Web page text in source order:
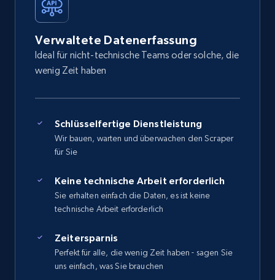
Verwaltete Datenerfassung
Ideal für nicht-technische Teams oder solche, die
wenig Zeit haben
Schlüsselfertige Dienstleistung
Wir bauen, warten und überwachen den Scraper
für Sie
Keine technische Arbeit erforderlich
Sie erhalten einfach die Daten, es ist keine
technische Arbeit erforderlich
Zeitersparnis
Perfekt für alle, die wenig Zeit haben - sagen Sie
uns einfach, was Sie brauchen